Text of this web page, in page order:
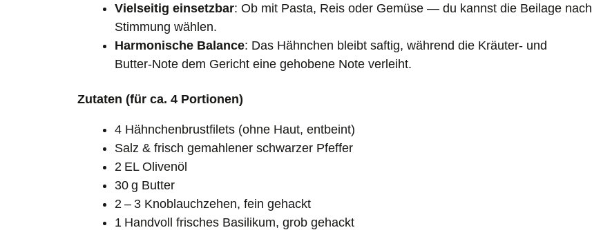
Vielseitig einsetzbar: Ob mit Pasta, Reis oder Gemüse — du kannst die Beilage nach
Stimmung wählen.
Harmonische Balance: Das Hähnchen bleibt saftig, während die Kräuter‑ und
Butter‑Note dem Gericht eine gehobene Note verleiht.
Zutaten (für ca. 4 Portionen)
4 Hähnchenbrustfilets (ohne Haut, entbeint)
Salz & frisch gemahlener schwarzer Pfeffer
2 EL Olivenöl
30 g Butter
2 – 3 Knoblauchzehen, fein gehackt
1 Handvoll frisches Basilikum, grob gehackt